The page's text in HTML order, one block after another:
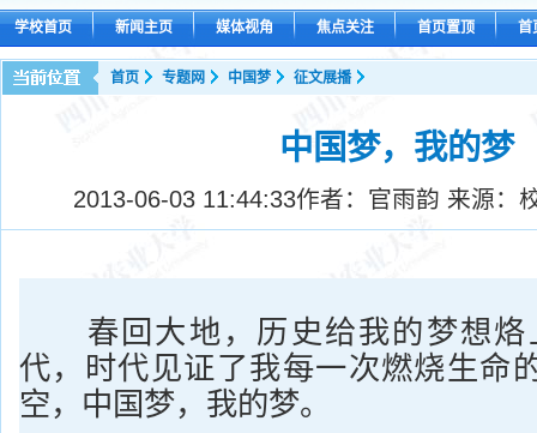
学校首页 新闻主页 媒体视角 焦点关注 首页置顶 首
首页 专题网 中国梦 征文展播
中国梦，我的梦
2013-06-03 11:44:33作者：官雨韵 来源：
春回大地，历史给我的梦想烙
代，时代见证了我每一次燃烧生命
空，中国梦，我的梦。